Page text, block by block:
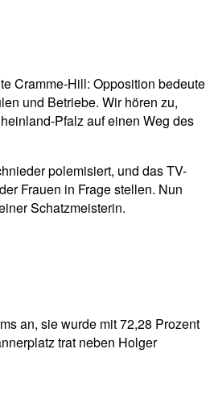
Cramme-Hill: Opposition bedeute
und Betriebe. Wir hören zu,
Pfalz auf einen Weg des
polemisiert, und das TV-
Frauen in Frage stellen. Nun
Schatzmeisterin.
an, sie wurde mit 72,28 Prozent
trat neben Holger